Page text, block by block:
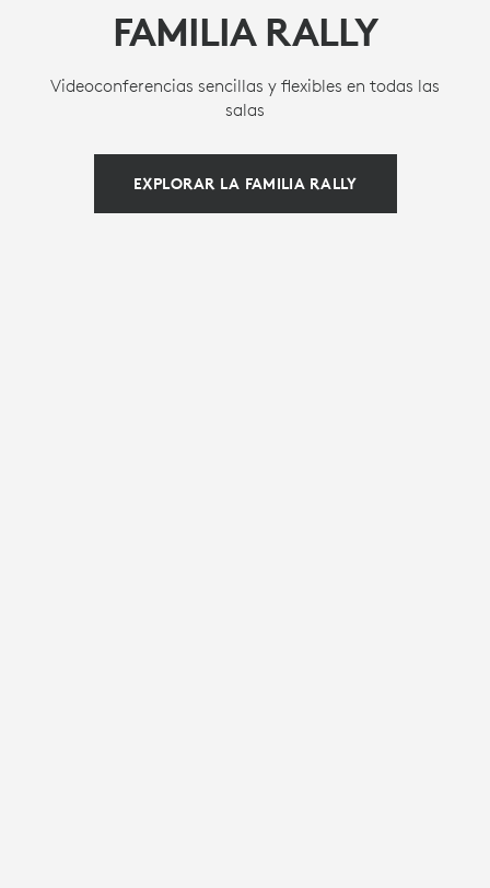
FAMILIA RALLY
Videoconferencias sencillas y flexibles en todas las
salas
EXPLORAR LA FAMILIA RALLY